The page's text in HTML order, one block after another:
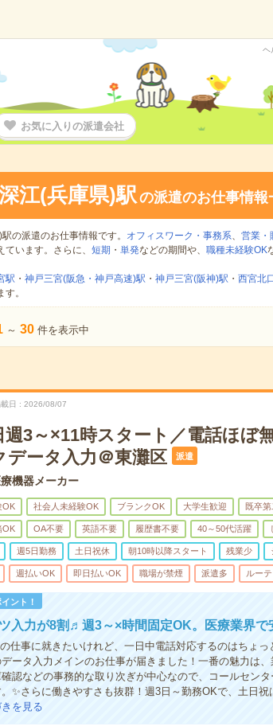
ヘ
お気に入りの派遣会社
江(兵庫県)駅の派遣のお仕事情報
の派遣のお仕事情報です。 オフィスワーク・事務系、 営業・
ています。さらに、 短期 ・ 単発などの期間や、 職種未経験OK
駅 ・ 神戸三宮(阪急・神戸高速)駅 ・ 神戸三宮(阪神)駅 ・ 西宮北
。
～ 30 件を表示中
日 2026/08/07
週3～×11時スタート／電話ほぼ
データ入力＠東灘区
派遣
療機器メーカー
OK 社会人未経験OK ブランクOK 大学生歓迎 既卒
OK OA不要 英語不要 履歴書不要 40～50代活躍
週5日勤務 土日祝休 朝10時以降スタート 残業少
週払いOK 即日払いOK 職場が禁煙 派遣多 ルー
ント！
入力が8割♬週3～×時間固定OK。医療業界で
仕事に就きたいけれど、一日中電話対応するのはちょ
ータ入力メインのお仕事が届きました！一番の魅力は
認などの事務的な取り次ぎが中心なので、コールセン
✨さらに働きやすさも抜群！週3日～勤務OKで、土日
を見る